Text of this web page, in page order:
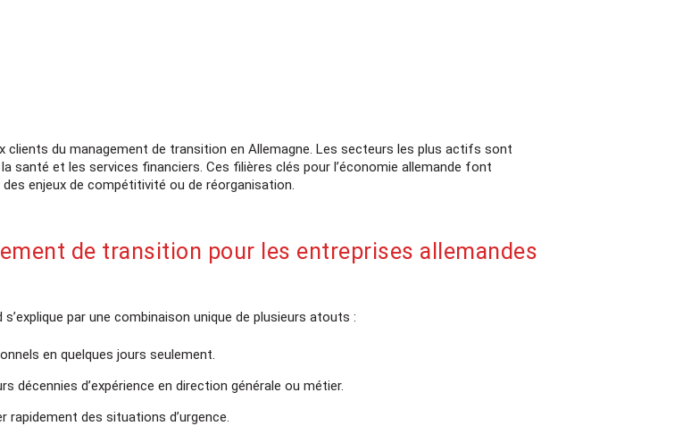
du management de transition en Allemagne. Les secteurs les plus actifs sont
santé et les services financiers. Ces filières clés pour l’économie allemande font
enjeux de compétitivité ou de réorganisation.
de transition pour les entreprises allemandes
par une combinaison unique de plusieurs atouts :
en quelques jours seulement.
décennies d’expérience en direction générale ou métier.
rapidement des situations d’urgence.
Vous souhaitez en savoir plus sur le métier de manager
de transition, le portage salarial et le fonctionnement
Participez à l'une de nos prochaines réunions en ligne
et laissez-vous guider par nos managing partners.
Sourires :), conseils et informations concrètes
Cette date ne vous convient pas ? Découvrez toutes les
dates disponiblesici